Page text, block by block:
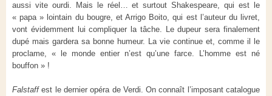
aussi vite ourdi. Mais le réel… et surtout Shakespeare, qui est le
« papa » lointain du bougre, et Arrigo Boito, qui est l’auteur du livret,
vont évidemment lui compliquer la tâche. Le dupeur sera finalement
dupé mais gardera sa bonne humeur. La vie continue et, comme il le
proclame, « le monde entier n’est qu’une farce. L’homme est né
bouffon » !
Falstaffest le dernier opéra de Verdi. On connaît l’imposant catalogue